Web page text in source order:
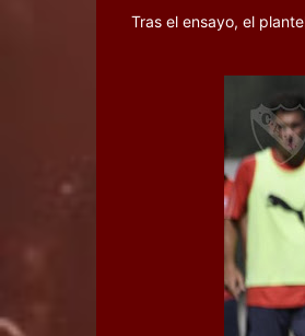
Tras el ensayo, el